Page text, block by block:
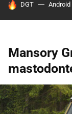
HOY SE HABLA
DGT Android
Mansory